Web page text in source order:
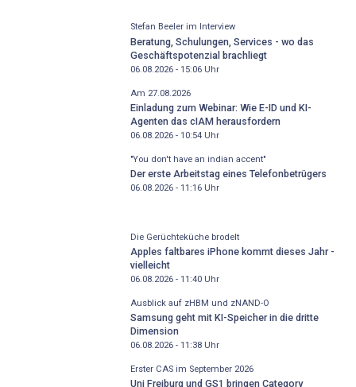
Stefan Beeler im Interview
Beratung, Schulungen, Services - wo das
Geschäftspotenzial brachliegt
06.08.2026 - 15:06Uhr
Am 27.08.2026
Einladung zum Webinar: Wie E-ID und KI-
Agenten das cIAM herausfordern
06.08.2026 - 10:54Uhr
"You don't have an indian accent"
Der erste Arbeitstag eines Telefonbetrügers
06.08.2026 - 11:16Uhr
Die Gerüchteküche brodelt
Apples faltbares iPhone kommt dieses Jahr -
vielleicht
06.08.2026 - 11:40Uhr
Ausblick auf zHBM und zNAND-O
Samsung geht mit KI-Speicher in die dritte
Dimension
06.08.2026 - 11:38Uhr
Erster CAS im September 2026
Uni Freiburg und GS1 bringen Category